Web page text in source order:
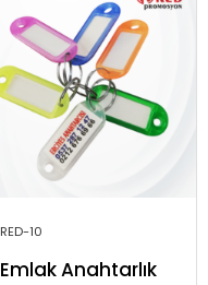
RED-10
Emlak Anahtarlık